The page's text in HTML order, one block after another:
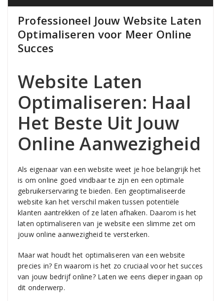
Professioneel Jouw Website Laten
Optimaliseren voor Meer Online
Succes
Website Laten
Optimaliseren: Haal
Het Beste Uit Jouw
Online Aanwezigheid
Als eigenaar van een website weet je hoe belangrijk het
is om online goed vindbaar te zijn en een optimale
gebruikerservaring te bieden. Een geoptimaliseerde
website kan het verschil maken tussen potentiële
klanten aantrekken of ze laten afhaken. Daarom is het
laten optimaliseren van je website een slimme zet om
jouw online aanwezigheid te versterken.
Maar wat houdt het optimaliseren van een website
precies in? En waarom is het zo cruciaal voor het succes
van jouw bedrijf online? Laten we eens dieper ingaan op
dit onderwerp.